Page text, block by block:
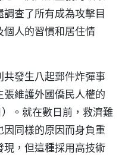
查了所有成為攻擊目
人的習慣和居住情
發生八起郵件炸彈事
維護外國僑民人權的
。就在數日前，救濟難
同樣的原因而身負重
，但這種採用高技術